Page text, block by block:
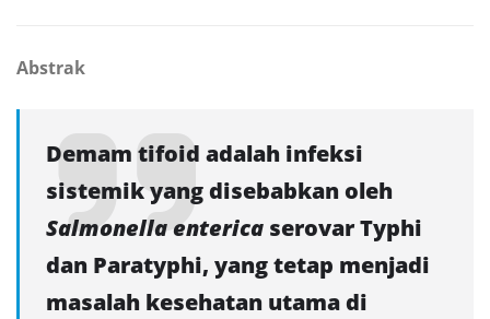
Abstrak
Demam tifoid adalah infeksi
sistemik yang disebabkan oleh
Salmonella enterica serovar Typhi
dan Paratyphi, yang tetap menjadi
masalah kesehatan utama di